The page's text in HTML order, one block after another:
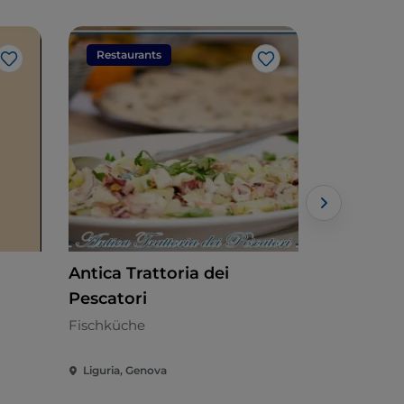
Like
Restaurants
Like
Antica Trattoria dei
Pescatori
Fischküche
Liguria, Genova